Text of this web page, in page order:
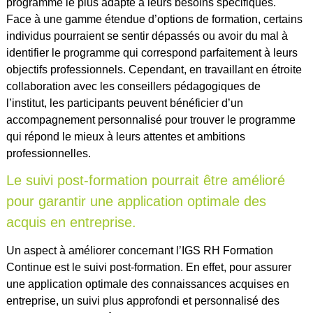
Face à une gamme étendue d’options de formation, certains
individus pourraient se sentir dépassés ou avoir du mal à
identifier le programme qui correspond parfaitement à leurs
objectifs professionnels. Cependant, en travaillant en étroite
collaboration avec les conseillers pédagogiques de
l’institut, les participants peuvent bénéficier d’un
accompagnement personnalisé pour trouver le programme
qui répond le mieux à leurs attentes et ambitions
professionnelles.
Le suivi post-formation pourrait être amélioré
pour garantir une application optimale des
acquis en entreprise.
Un aspect à améliorer concernant l’IGS RH Formation
Continue est le suivi post-formation. En effet, pour assurer
une application optimale des connaissances acquises en
entreprise, un suivi plus approfondi et personnalisé des